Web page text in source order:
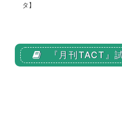
タ】
『月刊TACT』